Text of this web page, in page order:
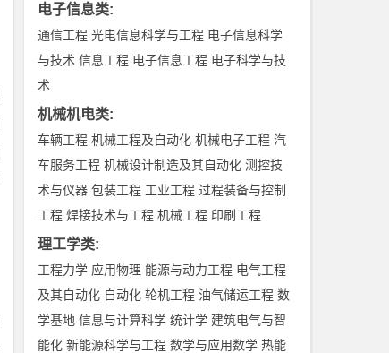
电子信息类:
通信工程 光电信息科学与工程 电子信息科学
与技术 信息工程 电子信息工程 电子科学与技
术
机械机电类:
车辆工程 机械工程及自动化 机械电子工程 汽
车服务工程 机械设计制造及其自动化 测控技
术与仪器 包装工程 工业工程 过程装备与控制
工程 焊接技术与工程 机械工程 印刷工程
理工学类:
工程力学 应用物理 能源与动力工程 电气工程
及其自动化 自动化 轮机工程 油气储运工程 数
学基地 信息与计算科学 统计学 建筑电气与智
能化 新能源科学与工程 数学与应用数学 热能